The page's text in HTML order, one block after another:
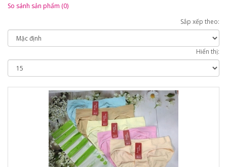
So sánh sản phẩm (0)
Sắp xếp theo:
Hiển thị: